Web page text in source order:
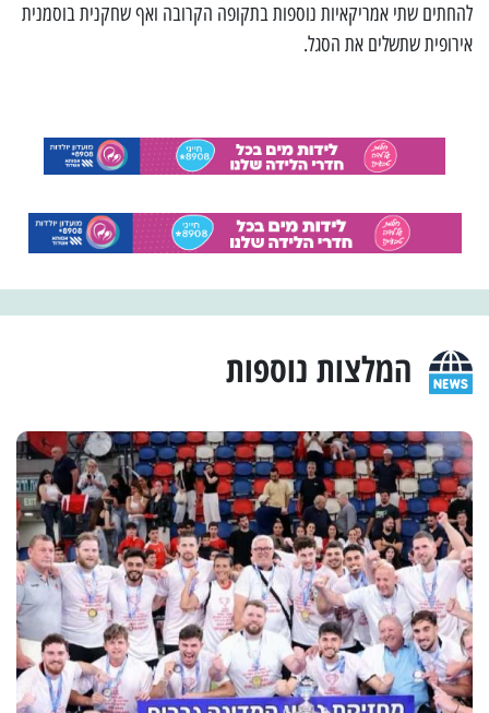
להחתים שתי אמריקאיות נוספות בתקופה הקרובה ואף שחקנית בוסמנית
אירופית שתשלים את הסגל.
המלצות נוספות